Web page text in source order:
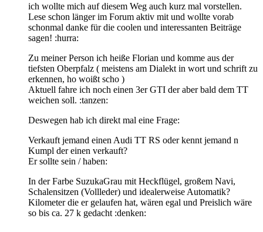
ich wollte mich auf diesem Weg auch kurz mal vorstellen.
Lese schon länger im Forum aktiv mit und wollte vorab
schonmal danke für die coolen und interessanten Beiträge
sagen! :hurra:
Zu meiner Person ich heiße Florian und komme aus der
tiefsten Oberpfalz ( meistens am Dialekt in wort und schrift zu
erkennen, ho woißt scho )
Aktuell fahre ich noch einen 3er GTI der aber bald dem TT
weichen soll. :tanzen:
Deswegen hab ich direkt mal eine Frage:
Verkauft jemand einen Audi TT RS oder kennt jemand n
Kumpl der einen verkauft?
Er sollte sein / haben:
In der Farbe SuzukaGrau mit Heckflügel, großem Navi,
Schalensitzen (Vollleder) und idealerweise Automatik?
Kilometer die er gelaufen hat, wären egal und Preislich wäre
so bis ca. 27 k gedacht :denken: